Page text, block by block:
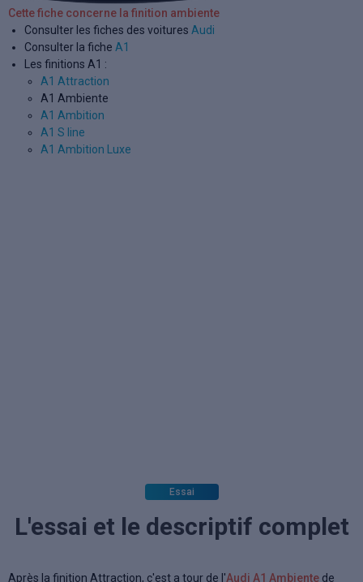
Cette fiche concerne la finition ambiente
Consulter les fiches des voitures Audi
Consulter la fiche A1
Les finitions A1 :
A1 Attraction
A1 Ambiente
A1 Ambition
A1 S line
A1 Ambition Luxe
Essai
L'essai et le descriptif complet
Après la finition Attraction, c'est a tour de l'Audi A1 Ambiente de